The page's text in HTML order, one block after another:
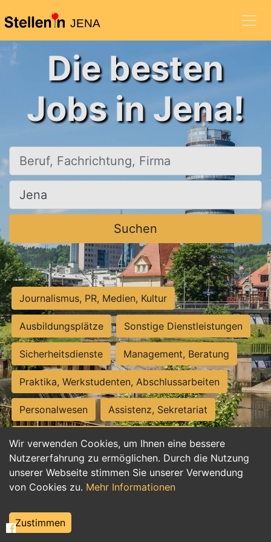
JENA
Wir verwenden Cookies, um Ihnen eine bessere
Nutzererfahrung zu ermöglichen. Durch die Nutzung
unserer Webseite stimmen Sie unserer Verwendung
von Cookies zu. Mehr Informationen
Zustimmen
Die besten
Jobs in Jena!
Beruf, Fachrichtung, Firma
Ort, Stadt
Suchen
Journalismus, PR, Medien, Kultur
Ausbildungsplätze Sonstige Dienstleistungen
Sicherheitsdienste Management, Beratung
Praktika, Werkstudenten, Abschlussarbeiten
Personalwesen Assistenz, Sekretariat
Hilfskräfte, Aushilfs- und Nebenjobs
Einkauf, Logistik, Materialwirtschaft
Weiterbildung, Studium, duale Ausbildung
Tourismus